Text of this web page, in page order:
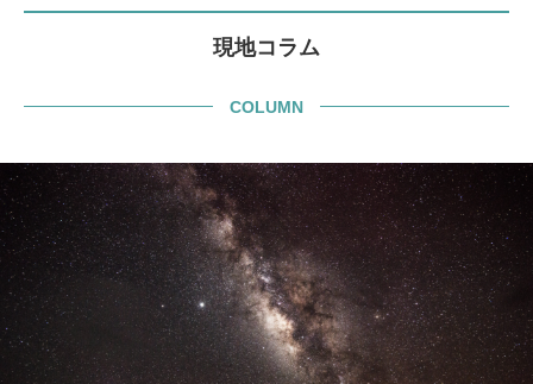
現地コラム
COLUMN